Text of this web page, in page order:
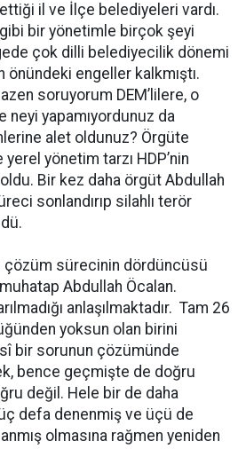
il ve İlçe belediyeleri vardı.
bir yönetimle birçok şeyi
çok dilli belediyecilik dönemi
önündeki engeller kalkmıştı.
soruyorum DEM’lilere, o
neyi yapamıyordunuz da
alet oldunuz? Örgüte
yönetim tarzı HDP’nin
oldu. Bir kez daha örgüt Abdullah
sonlandırıp silahlı terör
çözüm sürecinin dördüncüsü
Abdullah Öcalan.
anlaşılmaktadır. Tam 26
yoksun olan birini
bir sorunun çözümünde
bence geçmişte de doğru
değil. Hele bir de daha
defa denenmiş ve üçü de
olmasına rağmen yeniden